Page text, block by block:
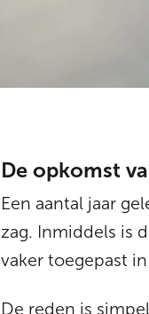
De opkomst
Een aantal jaar
zag. Inmiddels is
vaker toegepast
De reden is